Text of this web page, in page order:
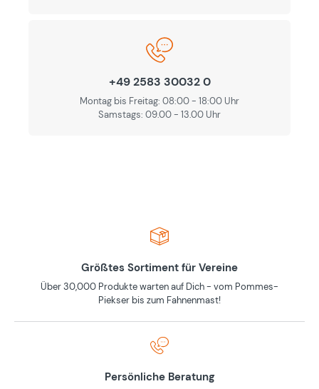
+49 2583 30032 0
Montag bis Freitag: 08:00 - 18:00 Uhr
Samstags: 09.00 - 13.00 Uhr
Größtes Sortiment für Vereine
Über 30,000 Produkte warten auf Dich - vom Pommes-
Piekser bis zum Fahnenmast!
Persönliche Beratung